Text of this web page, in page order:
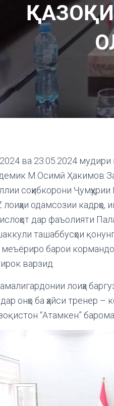
ва 23.05.2024
М.Осимӣ Ҳакимов
соҳибкорони
лоиҳаи одамсозии
дар фаъолияти
ташаббусҳои
меъёриро барои
варзид.
лоиҳа
онҳо ба ҳайси тренер
“Атамкен”